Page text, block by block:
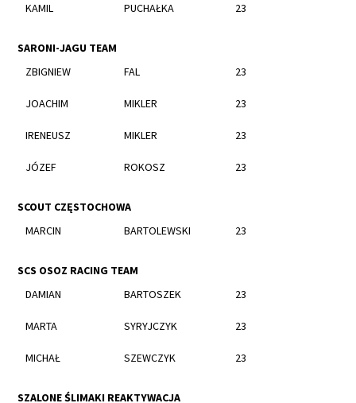
KAMIL PUCHAŁKA 23
SARONI-JAGU TEAM
ZBIGNIEW
FAL 23
JOACHIM MIKLER 23
IRENEUSZ MIKLER 23
JÓZEF ROKOSZ 23
SCOUT CZĘSTOCHOWA
MARCIN
BARTOLEWSKI 23
SCS OSOZ RACING TEAM
DAMIAN
BARTOSZEK 23
MARTA SYRYJCZYK 23
MICHAŁ SZEWCZYK 23
SZALONE ŚLIMAKI REAKTYWACJA